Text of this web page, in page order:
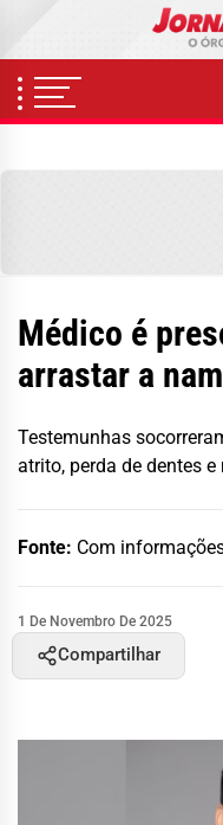
content
Médico é
arrastar a
Testemunhas
atrito, perda de dentes
Fonte: Com
1 De Novembro De 2025
Compartilhar